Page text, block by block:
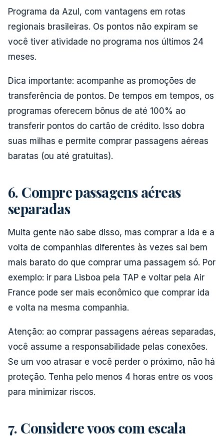
Programa da Azul, com vantagens em rotas
regionais brasileiras. Os pontos não expiram se
você tiver atividade no programa nos últimos 24
meses.
Dica importante: acompanhe as promoções de
transferência de pontos. De tempos em tempos, os
programas oferecem bônus de até 100% ao
transferir pontos do cartão de crédito. Isso dobra
suas milhas e permite comprar passagens aéreas
baratas (ou até gratuitas).
6. Compre passagens aéreas
separadas
Muita gente não sabe disso, mas comprar a ida e a
volta de companhias diferentes às vezes sai bem
mais barato do que comprar uma passagem só. Por
exemplo: ir para Lisboa pela TAP e voltar pela Air
France pode ser mais econômico que comprar ida
e volta na mesma companhia.
Atenção: ao comprar passagens aéreas separadas,
você assume a responsabilidade pelas conexões.
Se um voo atrasar e você perder o próximo, não há
proteção. Tenha pelo menos 4 horas entre os voos
para minimizar riscos.
7. Considere voos com escala